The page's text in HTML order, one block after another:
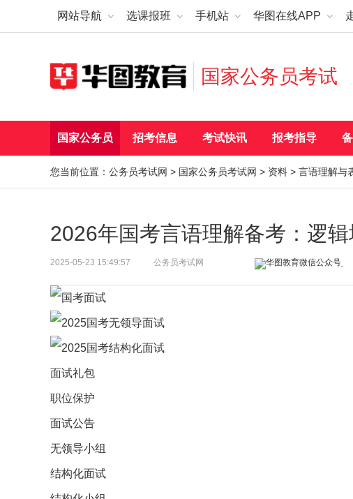
网站导航 选课报班 手机站 华图在线APP
国家公务员考试
国家公务员 招考信息 考试快讯 报考指导
您当前位置： 公务员考试网 > 国家公务员考试网 > 资料 > 言语理解与
2026年国考言语理解备考：逻
2025-05-23 15:49:57 公务员考试网
面试礼包
职位保护
面试公告
无领导小组
结构化面试